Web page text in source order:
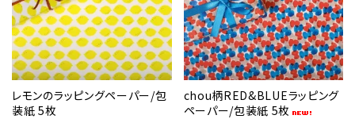
レモンのラッピングペーパー/包
装紙 5枚
chou柄RED&BLUEラッピング
ペーパー/包装紙 5枚